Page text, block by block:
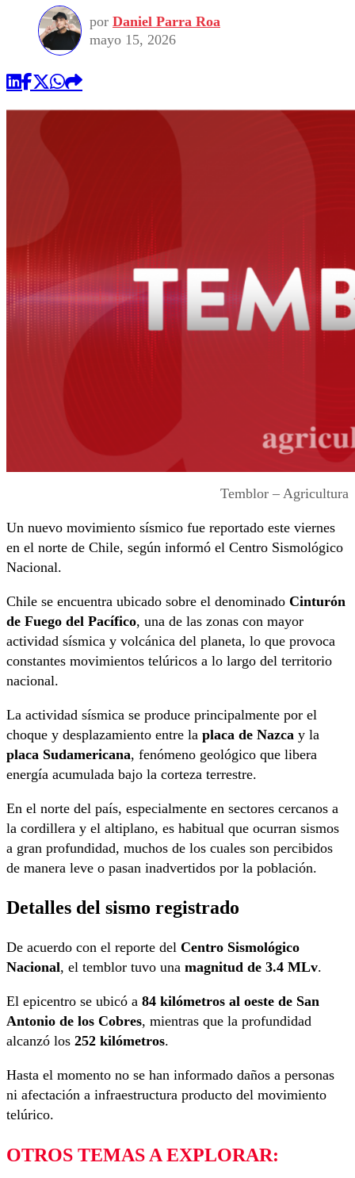
por Daniel Parra Roa
mayo 15, 2026
Temblor – Agricultura
Un nuevo movimiento sísmico fue reportado este viernes
en el norte de Chile, según informó el Centro Sismológico
Nacional.
Chile se encuentra ubicado sobre el denominado Cinturón
de Fuego del Pacífico, una de las zonas con mayor
actividad sísmica y volcánica del planeta, lo que provoca
constantes movimientos telúricos a lo largo del territorio
nacional.
La actividad sísmica se produce principalmente por el
choque y desplazamiento entre la placa de Nazca y la
placa Sudamericana, fenómeno geológico que libera
energía acumulada bajo la corteza terrestre.
En el norte del país, especialmente en sectores cercanos a
la cordillera y el altiplano, es habitual que ocurran sismos
a gran profundidad, muchos de los cuales son percibidos
de manera leve o pasan inadvertidos por la población.
Detalles del sismo registrado
De acuerdo con el reporte del Centro Sismológico
Nacional, el temblor tuvo una magnitud de 3.4 MLv.
El epicentro se ubicó a 84 kilómetros al oeste de San
Antonio de los Cobres, mientras que la profundidad
alcanzó los 252 kilómetros.
Hasta el momento no se han informado daños a personas
ni afectación a infraestructura producto del movimiento
telúrico.
OTROS TEMAS A EXPLORAR: